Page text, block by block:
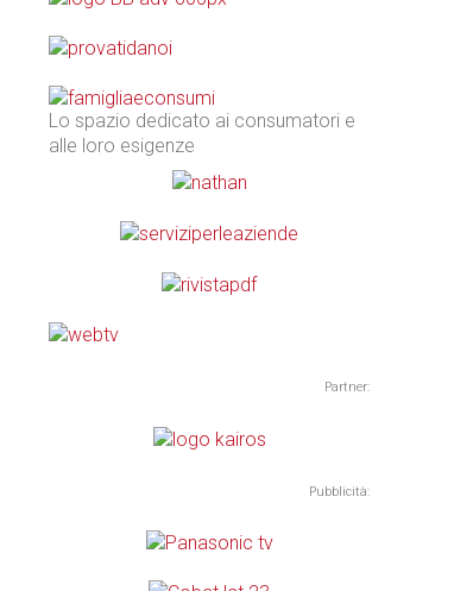
Lo spazio dedicato ai consumatori e
alle loro esigenze
Partner:
Pubblicità: